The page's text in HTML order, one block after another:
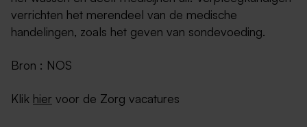
verrichten het merendeel van de medische
handelingen, zoals het geven van sondevoeding.
Bron : NOS
Klik hier voor de Zorg vacatures